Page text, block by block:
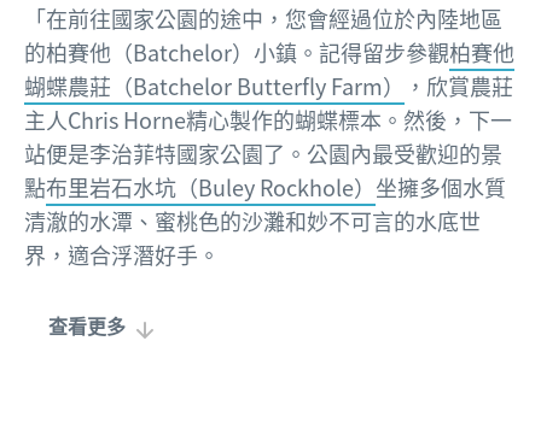
「在前往國家公園的途中，您會經過位於內陸地區
的柏賽他（Batchelor）小鎮。記得留步參觀柏賽他
蝴蝶農莊（Batchelor Butterfly Farm）
，欣賞農莊
主人Chris Horne精心製作的蝴蝶標本。然後，下一
站便是李治菲特國家公園了。公園內最受歡迎的景
點布里岩石水坑（Buley Rockhole） 坐擁多個水質
清澈的水潭、蜜桃色的沙灘和妙不可言的水底世
界，適合浮潛好手。
查看更多